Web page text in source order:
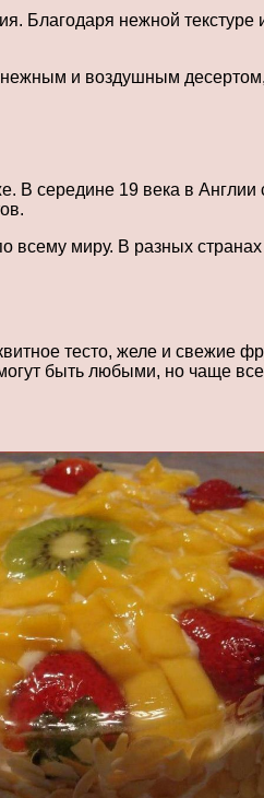
Благодаря нежной
и воздушным
В середине 19 века в
миру. В разных
тесто, желе и свежие
быть любыми, но чаще